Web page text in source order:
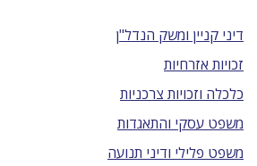
דיני קניין ומשק הנדל"ן
זכויות אזרחיות
כלכלה וזכויות צרכניות
משפט עסקי והתאגדות
משפט פלילי ודיני תנועה